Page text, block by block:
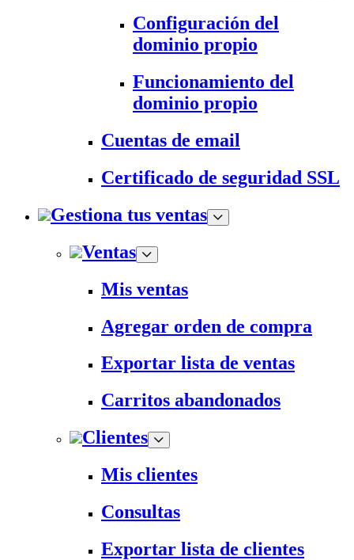
Configuración del
dominio propio
Funcionamiento del
dominio propio
Cuentas de email
Certificado de seguridad SSL
Gestiona tus ventas
Ventas
Mis ventas
Agregar orden de compra
Exportar lista de ventas
Carritos abandonados
Clientes
Mis clientes
Consultas
Exportar lista de clientes